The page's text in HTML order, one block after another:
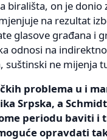
birališta, on je donio
na rezultat
glasove građana i
odnosi na
suštinski ne mijenja
problema u i
Srpska, a
periodu baviti i
opravdati